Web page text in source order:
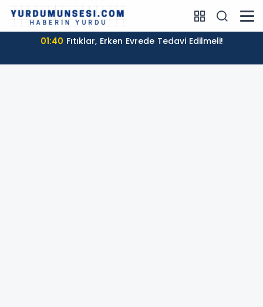
01:40 Fıtıklar, Erken Evrede Tedavi Edilmeli!